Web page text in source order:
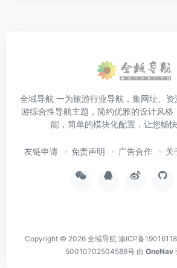
全域导航 一为旅游行业导航，集网址、
游综合性导航主题，简约优雅的设计风格
能，简单的模块化配置，让您畅
友链申请 免责声明 广告合作 关
Copyright © 2026 全域导航 渝ICP备
50010702504586号由 OneNav